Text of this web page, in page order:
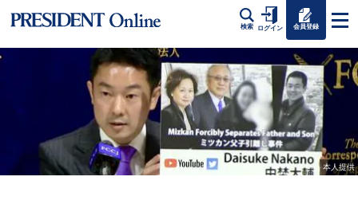
検索 ログイン 会員登録
本人提供